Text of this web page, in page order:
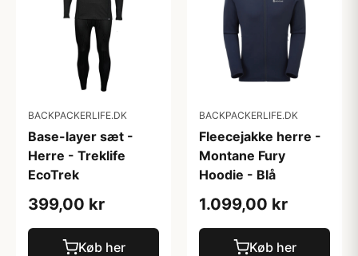
BACKPACKERLIFE.DK
Base-layer sæt -
Herre - Treklife
EcoTrek
399,00 kr
Køb her
BACKPACKERLIFE.DK
Fleecejakke herre -
Montane Fury
Hoodie - Blå
1.099,00 kr
Køb her